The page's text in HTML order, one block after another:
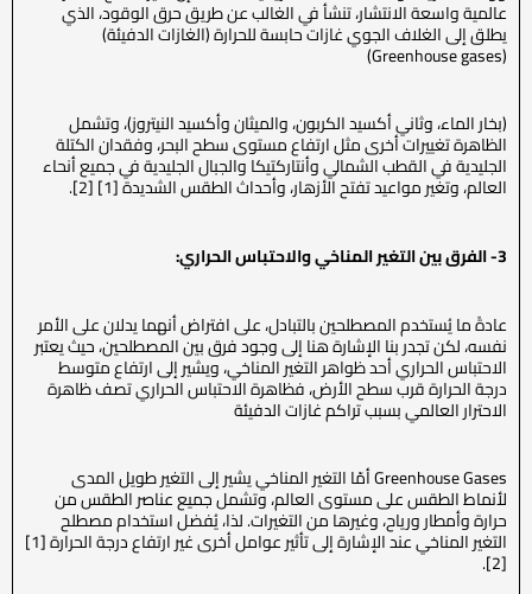
عالمية واسعة الانتشار، تنشأ في الغالب عن طريق حرق الوقود، الذي
يطلق إلى الغلاف الجوي غازات حابسة للحرارة (الغازات الدفيئة)
(Greenhouse gases)
(بخار الماء، وثاني أكسيد الكربون، والميثان وأكسيد النيتروز)، وتشمل
الظاهرة تغييرات أخرى مثل ارتفاع مستوى سطح البحر، وفقدان الكتلة
الجليدية في القطب الشمالي وأنتاركتيكا والجبال الجليدية في جميع أنحاء
العالم، وتغير مواعيد تفتح الأزهار، وأحداث الطقس الشديدة [1] [2].
3- الفرق بين التغير المناخي والاحتباس الحراري:
عادةً ما يُستخدم المصطلحين بالتبادل، على افتراض أنهما يدلان على الأمر
نفسه، لكن تجدر بنا الإشارة هنا إلى وجود فرق بين المصطلحين، حيث يعتبر
الاحتباس الحراري أحد ظواهر التغير المناخي، ويشير إلى ارتفاع متوسط
درجة الحرارة قرب سطح الأرض، فظاهرة الاحتباس الحراري تصف ظاهرة
الاحترار العالمي بسبب تراكم غازات الدفيئة
Greenhouse Gases أمّا التغير المناخي يشير إلى التغير طويل المدى
لأنماط الطقس على مستوى العالم، وتشمل جميع عناصر الطقس من
حرارة وأمطار ورياح، وغيرها من التغيرات. لذا، يُفضل استخدام مصطلح
التغير المناخي عند الإشارة إلى تأثير عوامل أخرى غير ارتفاع درجة الحرارة [1]
[2].